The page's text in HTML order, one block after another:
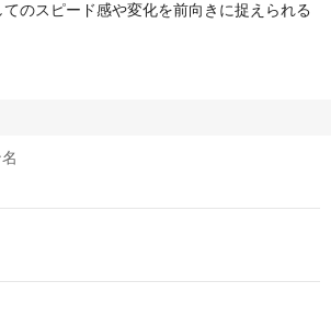
のスピード感や変化を前向きに捉えられる